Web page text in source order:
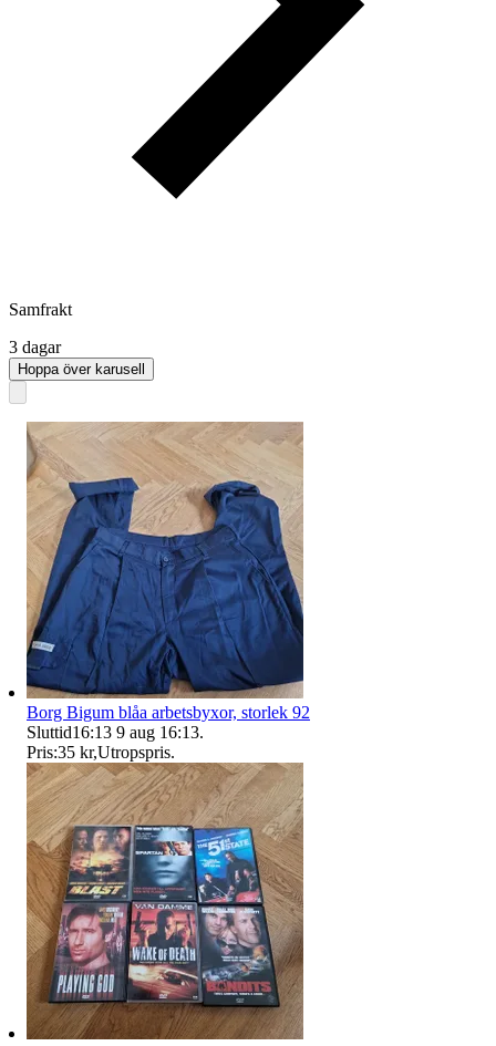
Samfrakt
3 dagar
Hoppa över karusell
Borg Bigum blåa arbetsbyxor, storlek 92
Sluttid16:13 9 aug 16:13.
Pris:35 kr,Utropspris.